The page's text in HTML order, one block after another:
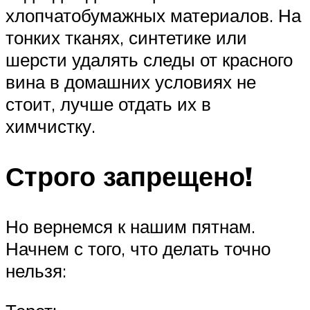
хлопчатобумажных материалов. На
тонких тканях, синтетике или
шерсти удалять следы от красного
вина в домашних условиях не
стоит, лучше отдать их в
химчистку.
Строго запрещено!
Но вернемся к нашим пятнам.
Начнем с того, что делать точно
нельзя: